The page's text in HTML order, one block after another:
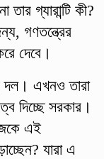
গ্যারান্টি কী?
গণতন্ত্রের
দেবে।
দল। এখনও তারা
দিচ্ছে সরকার।
এই
যারা এ